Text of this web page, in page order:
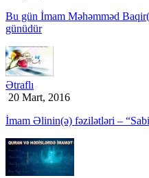
Bu gün İmam Məhəmməd
günüdür
Ətraflı
20 Mart, 2016
İmam Əlinin(ə) fəzilətləri –